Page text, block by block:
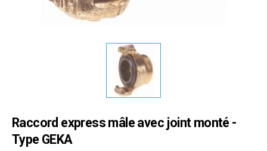
Raccord express mâle avec joint monté -
Type GEKA